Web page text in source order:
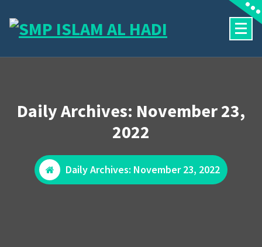
content
Daily Archives: November 23,
2022
Daily Archives: November 23, 2022